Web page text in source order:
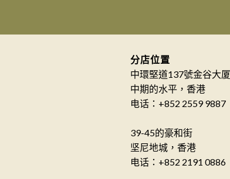
分店位置
中環堅道137號金谷大厦
中期的水平，香港
电话：+852 2559 9887
39-45的豪和街
坚尼地城，香港
电话：+852 2191 0886